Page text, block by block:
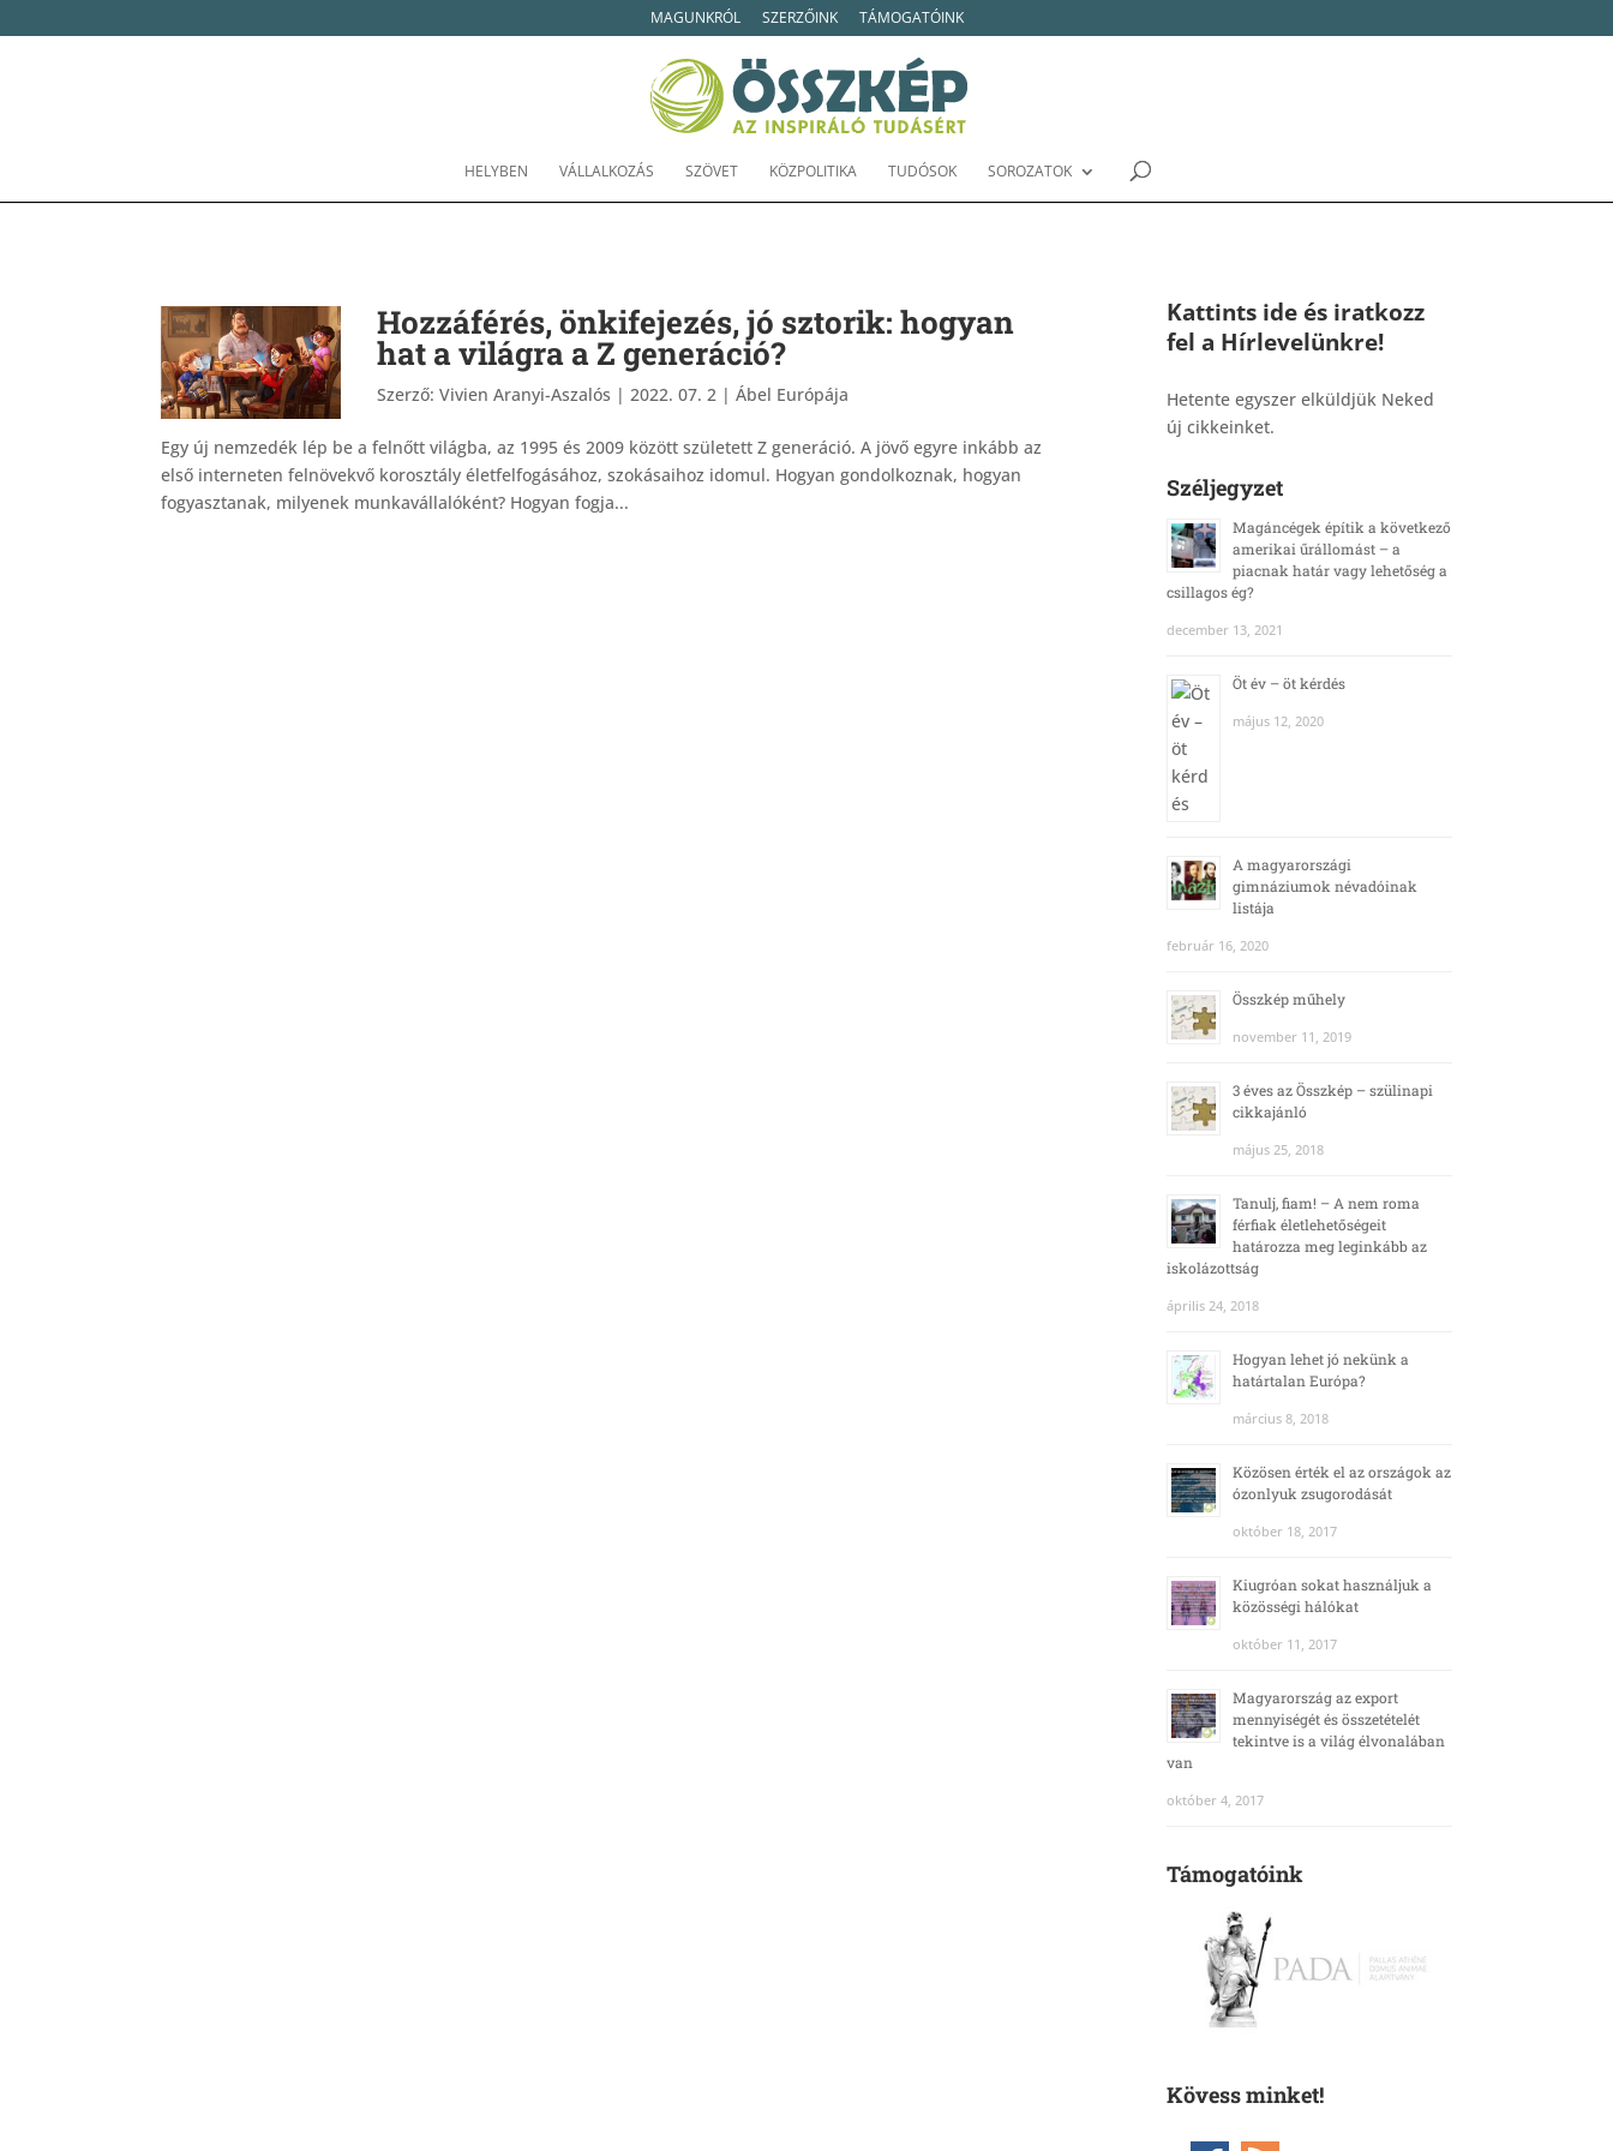
MAGUNKRÓL SZERZŐINK TÁMOGATÓINK
HELYBEN VÁLLALKOZÁS SZÖVET KÖZPOLITIKA TUDÓSOK SOROZATOK
Hozzáférés, önkifejezés, jó sztorik: hogyan
hat a világra a Z generáció?
Szerző:Vivien Aranyi-Aszalós |2022. 07. 2 |Ábel Európája
Egy új nemzedék lép be a felnőtt világba, az 1995 és 2009 között született Z generáció. A jövő egyre inkább az
első interneten felnövekvő korosztály életfelfogásához, szokásaihoz idomul. Hogyan gondolkoznak, hogyan
fogyasztanak, milyenek munkavállalóként? Hogyan fogja...
Kattints ide és iratkozz
fel a Hírlevelünkre!
Hetente egyszer elküldjük Neked
új cikkeinket.
Széljegyzet
Magáncégek építik a következő
amerikai űrállomást – a
piacnak határ vagy lehetőség a
csillagos ég?
december 13, 2021
Öt év – öt kérdés
május 12, 2020
A magyarországi
gimnáziumok névadóinak
listája
február 16, 2020
Összkép műhely
november 11, 2019
3 éves az Összkép – szülinapi
cikkajánló
május 25, 2018
Tanulj, fiam! – A nem roma
férfiak életlehetőségeit
határozza meg leginkább az
iskolázottság
április 24, 2018
Hogyan lehet jó nekünk a
határtalan Európa?
március 8, 2018
Közösen érték el az országok az
ózonlyuk zsugorodását
október 18, 2017
Kiugróan sokat használjuk a
közösségi hálókat
október 11, 2017
Magyarország az export
mennyiségét és összetételét
tekintve is a világ élvonalában
van
október 4, 2017
Támogatóink
Kövess minket!